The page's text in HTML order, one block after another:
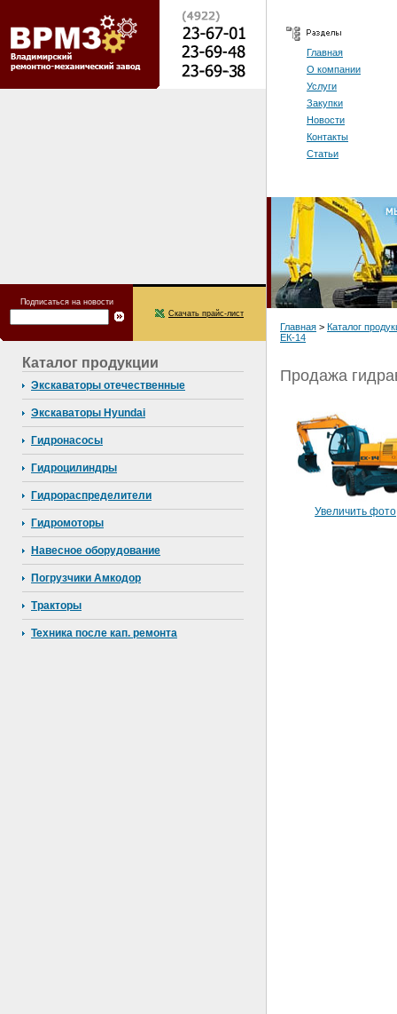
Подписаться на новости
Скачать прайс-лист
Каталог продукции
Экскаваторы отечественные
Экскаваторы Hyundai
Гидронасосы
Гидроцилиндры
Гидрораспределители
Гидромоторы
Навесное оборудование
Погрузчики Амкодор
Тракторы
Техника после кап. ремонта
Главная
О компании
Услуги
Закупки
Новости
Контакты
Статьи
Главная > Каталог
ЕК-14
Продажа
Увеличить фото